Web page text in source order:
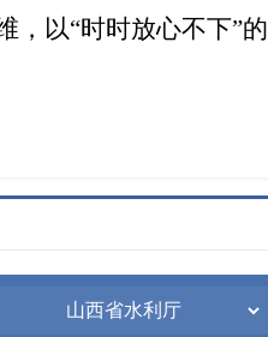
，以“时时放心不下”